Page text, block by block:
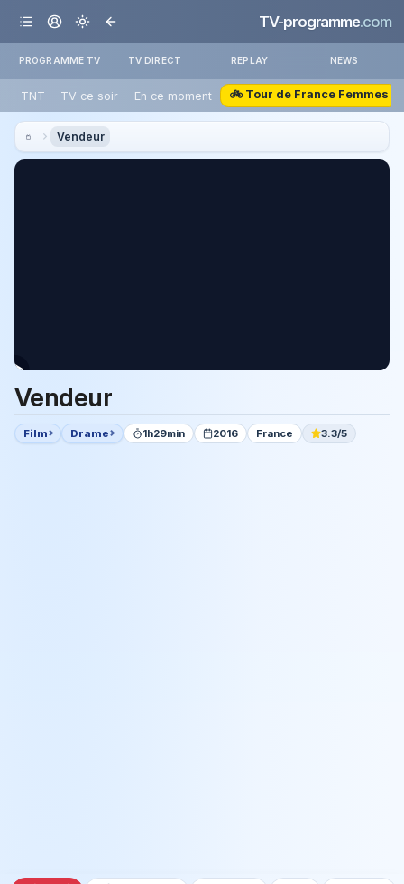
TV-programme.com
PROGRAMME TV TV DIRECT REPLAY NEWS
TNT TV ce soir En ce moment 🚲 Tour de France Femmes
Vendeur
Vendeur
Film Drame 1h29min 2016 France 3.3/5